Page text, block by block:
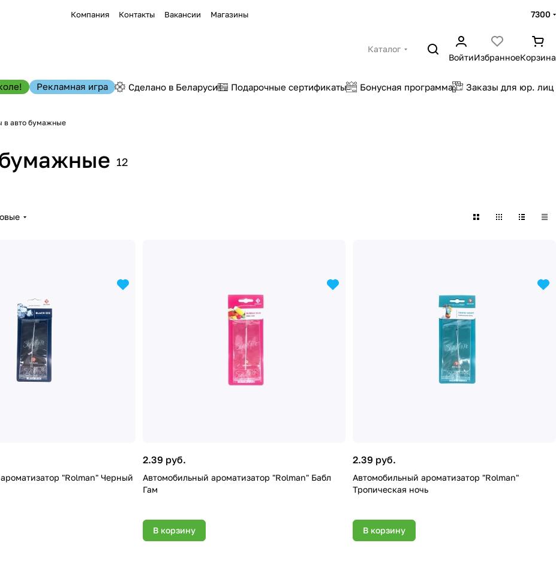
Компания Контакты Вакансии Магазины 7300
Каталог
ВойтиИзбранноеКорзина
Рекламная игра Сделано в Беларуси Подарочные сертификаты Бонусная программа Заказы для юр. лиц
в авто бумажные
12
"Rolman" Черный
2.39 руб.
Автомобильный ароматизатор "Rolman" Бабл
Гам
В корзину
2.39 руб.
Автомобильный ароматизатор "Rolman"
Тропическая ночь
В корзину